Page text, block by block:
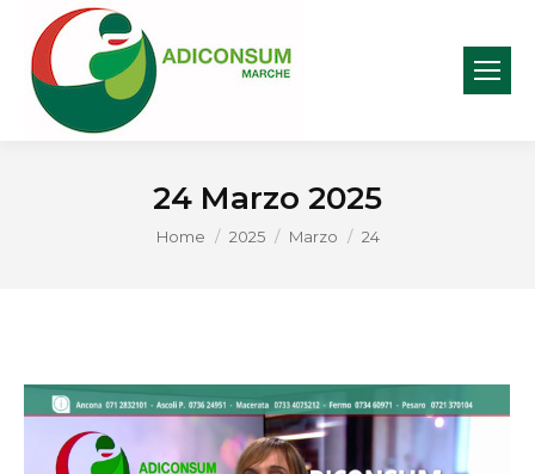
24 Marzo 2025
You are here:
Home 2025 Marzo 24